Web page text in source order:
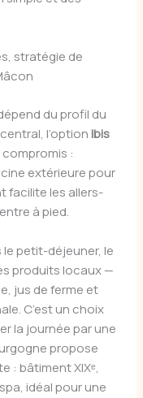
stratégie de
du profil du
l’option Ibis
:
extérieure pour
facilite les allers-
à pied.
le petit-déjeuner, le
produits locaux —
jus de ferme et
C’est un choix
la journée par une
propose
: bâtiment XIXᵉ,
idéal pour une